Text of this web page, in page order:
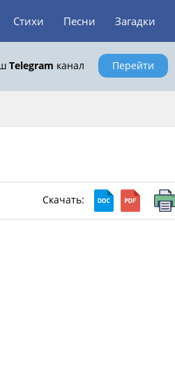
Стихи Песни Загадки
Telegram канал Перейти
Скачать: